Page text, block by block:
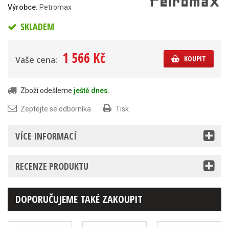
Výrobce: Petromax
SKLADEM
Vaše cena: 1 566 Kč KOUPIT
Zboží odešleme ještě dnes
Zeptejte se odborníka Tisk
VÍCE INFORMACÍ
RECENZE PRODUKTU
DOPORUČUJEME TAKÉ ZAKOUPIT